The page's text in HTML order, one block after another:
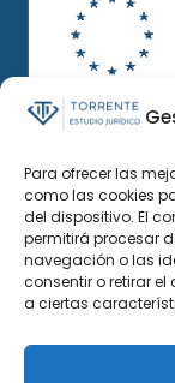
Para ofrecer las
como las cookies
del dispositivo. El
permitirá procesar
navegación o las
consentir o retirar
a ciertas